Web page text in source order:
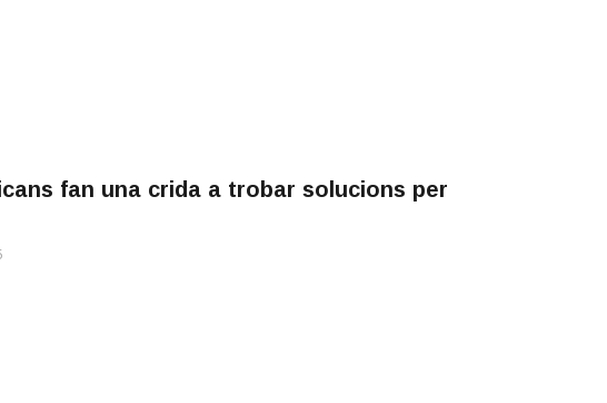
fan una crida a trobar solucions per